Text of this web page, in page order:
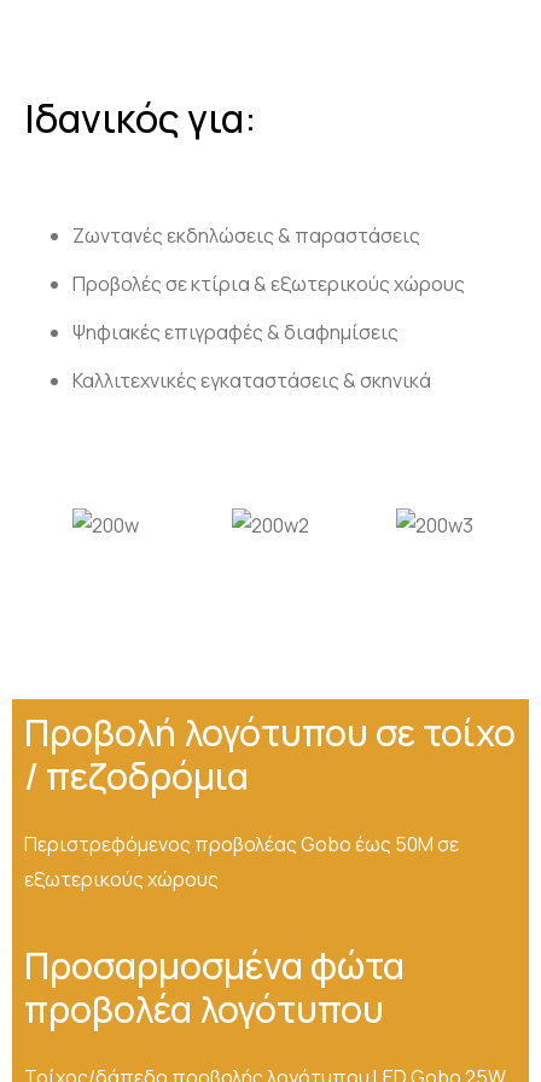
Ιδανικός για:
Ζωντανές εκδηλώσεις & παραστάσεις
Προβολές σε κτίρια & εξωτερικούς χώρους
Ψηφιακές επιγραφές & διαφημίσεις
Καλλιτεχνικές εγκαταστάσεις & σκηνικά
Προβολή λογότυπου σε τοίχο
/ πεζοδρόμια
Περιστρεφόμενος προβολέας Gobo έως 50M σε
εξωτερικούς χώρους
Προσαρμοσμένα φώτα
προβολέα λογότυπου